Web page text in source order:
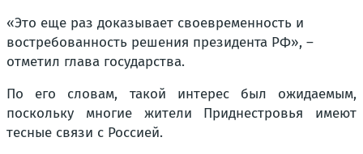
«Это еще раз доказывает своевременность и
востребованность решения президента РФ», –
отметил глава государства.
По его словам, такой интерес был ожидаемым,
поскольку многие жители Приднестровья имеют
тесные связи с Россией.